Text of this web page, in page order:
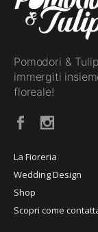
Pomodori &
immergiti
floreale!
La Fioreria
Wedding Design
Shop
Scopri come